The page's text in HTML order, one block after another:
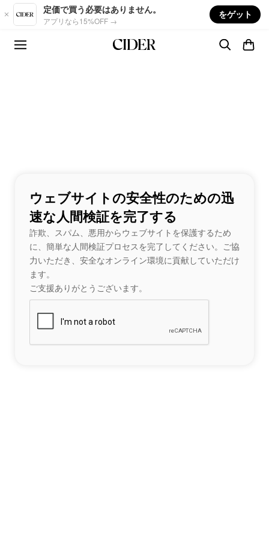
Skip to main content
定価で買う必要はありません。
アプリなら15%OFF →
をゲット
ウェブサイトの安全性のための迅
速な人間検証を完了する
詐欺、スパム、悪用からウェブサイトを保護するため
に、簡単な人間検証プロセスを完了してください。ご協
力いただき、安全なオンライン環境に貢献していただけ
ます。
ご支援ありがとうございます。